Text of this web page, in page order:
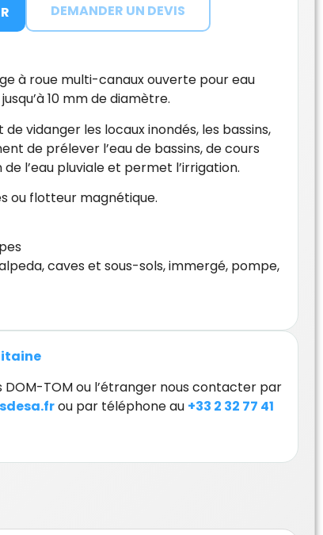
DEMANDER UN DEVIS
à roue multi-canaux ouverte pour eau
10 mm de diamètre.
vidanger les locaux inondés, les bassins,
de prélever l’eau de bassins, de cours
l’eau pluviale et permet l’irrigation.
ou flotteur magnétique.
,caves et sous-sols,immergé, pompe,
DOM-TOM ou l’étranger nous contacter par
ou par téléphone au +33 2 32 77 41